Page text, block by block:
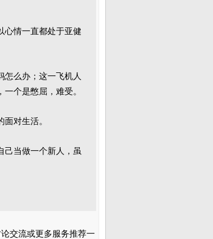
心情一直都处于亚健
怎么办；这一飞机人
个是憋屈，难受。
对生活。
己当做一个新人，虽
论交流或更多服务推荐一